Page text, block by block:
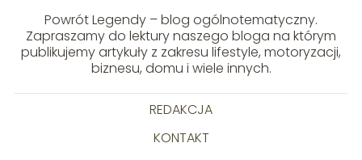
Powrót Legendy – blog ogólnotematyczny.
Zapraszamy do lektury naszego bloga na którym
publikujemy artykuły z zakresu lifestyle, motoryzacji,
biznesu, domu i wiele innych.
REDAKCJA
KONTAKT